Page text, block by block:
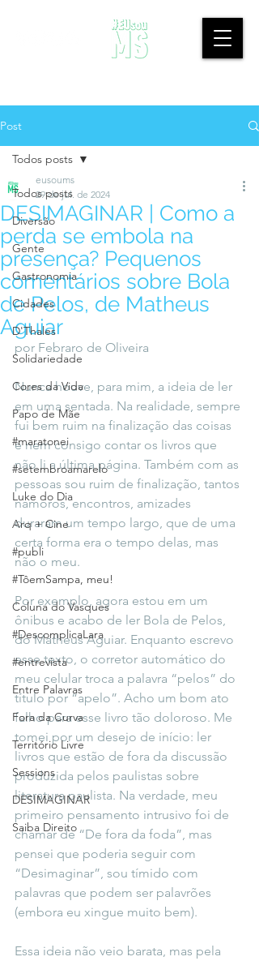
Post
Todos posts
Diversão
Gente
Gastronomia
Cidades
D'Thales
Solidariedade
Cores da Vida
Papo de Mãe
#maratonei
#setembroamarelo
Luke do Dia
Arq + Cine
#publi
#TôemSampa, meu!
Coluna do Vasques
#DescomplicaLara
#entrevista
Entre Palavras
Fora da Curva
Território Livre
Sessions
DESIMAGINAR
Saiba Direito
Todos posts
DESIMAGINAR | Como a
perda se embola na
presença? Pequenos
comentários sobre Bola
de Pelos, de Matheus
Aguiar
eusoums
29 de jul. de 2024
por Febraro de Oliveira
Nunca houve, para mim, a ideia de ler
em uma sentada. Na realidade, sempre
fui bem ruim na finalização das coisas
e nem consigo contar os livros que
não li a última página. Também com as
pessoas sou ruim de finalização, tantos
namoros, encontros, amizades
duraram um tempo largo, que de uma
certa forma era o tempo delas, mas
não o meu.
Por exemplo, agora estou em um
ônibus e acabo de ler Bola de Pelos,
do Matheus Aguiar. Enquanto escrevo
esse texto, o corretor automático do
meu celular troca a palavra “pelos” do
título por “apelo”. Acho um bom ato
falho para esse livro tão doloroso. Me
tomei por um desejo de início: ler
livros que estão de fora da discussão
produzida pelos paulistas sobre
literatura paulista. Na verdade, meu
primeiro pensamento intrusivo foi de
chamar de “De fora da foda”, mas
pensei que poderia seguir com
“Desimaginar”, sou tímido com
palavras que podem ser palavrões
(embora eu xingue muito bem).
Essa ideia não veio barata, mas pela